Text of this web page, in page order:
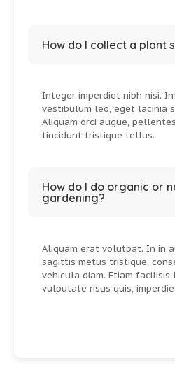
How do I collect a plant
Integer imperdiet nibh nisi.
vestibulum leo, eget lacinia
Aliquam orci augue,
tincidunt tristique tellus.
How do I do organic or
gardening?
Aliquam erat volutpat. In in
sagittis metus tristique,
vehicula diam. Etiam facilisis
vulputate risus quis,